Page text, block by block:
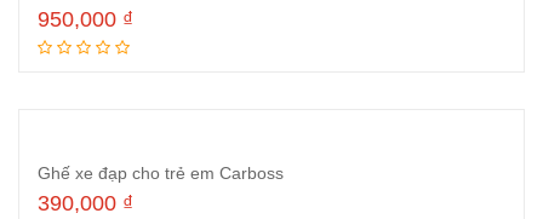
950,000 ₫
Ghế xe đạp cho trẻ em Carboss
390,000 ₫